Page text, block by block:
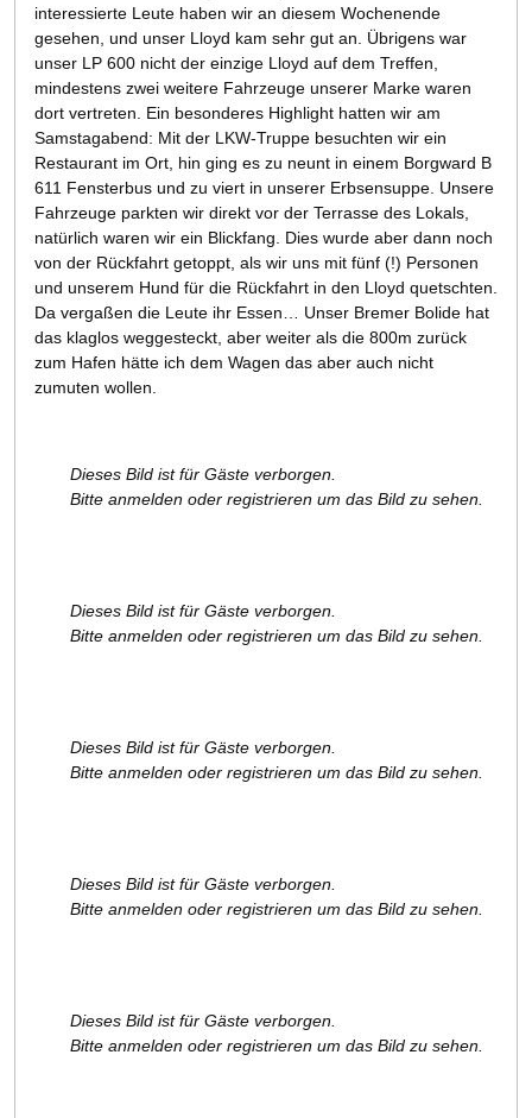
interessierte Leute haben wir an diesem Wochenende
gesehen, und unser Lloyd kam sehr gut an. Übrigens war
unser LP 600 nicht der einzige Lloyd auf dem Treffen,
mindestens zwei weitere Fahrzeuge unserer Marke waren
dort vertreten. Ein besonderes Highlight hatten wir am
Samstagabend: Mit der LKW-Truppe besuchten wir ein
Restaurant im Ort, hin ging es zu neunt in einem Borgward B
611 Fensterbus und zu viert in unserer Erbsensuppe. Unsere
Fahrzeuge parkten wir direkt vor der Terrasse des Lokals,
natürlich waren wir ein Blickfang. Dies wurde aber dann noch
von der Rückfahrt getoppt, als wir uns mit fünf (!) Personen
und unserem Hund für die Rückfahrt in den Lloyd quetschten.
Da vergaßen die Leute ihr Essen… Unser Bremer Bolide hat
das klaglos weggesteckt, aber weiter als die 800m zurück
zum Hafen hätte ich dem Wagen das aber auch nicht
zumuten wollen.
Dieses Bild ist für Gäste verborgen.
Bitte anmelden oder registrieren um das Bild zu sehen.
Dieses Bild ist für Gäste verborgen.
Bitte anmelden oder registrieren um das Bild zu sehen.
Dieses Bild ist für Gäste verborgen.
Bitte anmelden oder registrieren um das Bild zu sehen.
Dieses Bild ist für Gäste verborgen.
Bitte anmelden oder registrieren um das Bild zu sehen.
Dieses Bild ist für Gäste verborgen.
Bitte anmelden oder registrieren um das Bild zu sehen.